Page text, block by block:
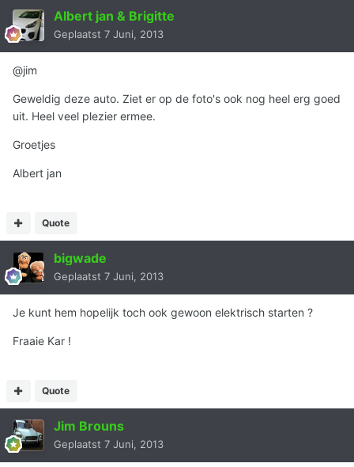
Albert jan & Brigitte
Geplaatst 7 Juni, 2013
@jim
Geweldig deze auto. Ziet er op de foto's ook nog heel erg goed
uit. Heel veel plezier ermee.
Groetjes
Albert jan
Quote
bigwade
Geplaatst 7 Juni, 2013
Je kunt hem hopelijk toch ook gewoon elektrisch starten ?
Fraaie Kar !
Quote
Jim Brouns
Geplaatst 7 Juni, 2013